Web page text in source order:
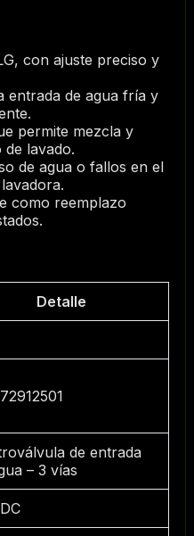
con ajuste preciso y
entrada de agua fría y
permite mezcla y
lavado.
de agua o fallos en el
como reemplazo
Detalle
de entrada
– 3 vías